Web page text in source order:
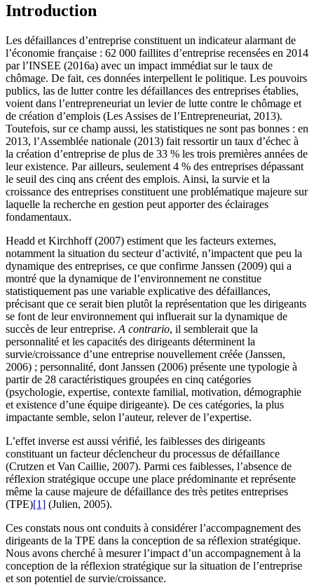
Introduction
Les défaillances d’entreprise constituent un indicateur alarmant de
l’économie française : 62 000 faillites d’entreprise recensées en 2014
par l’INSEE (2016a) avec un impact immédiat sur le taux de
chômage. De fait, ces données interpellent le politique. Les pouvoirs
publics, las de lutter contre les défaillances des entreprises établies,
voient dans l’entrepreneuriat un levier de lutte contre le chômage et
de création d’emplois (Les Assises de l’Entrepreneuriat, 2013).
Toutefois, sur ce champ aussi, les statistiques ne sont pas bonnes : en
2013, l’Assemblée nationale (2013) fait ressortir un taux d’échec à
la création d’entreprise de plus de 33 % les trois premières années de
leur existence. Par ailleurs, seulement 4 % des entreprises dépassant
le seuil des cinq ans créent des emplois. Ainsi, la survie et la
croissance des entreprises constituent une problématique majeure sur
laquelle la recherche en gestion peut apporter des éclairages
fondamentaux.
Headd et Kirchhoff (2007) estiment que les facteurs externes,
notamment la situation du secteur d’activité, n’impactent que peu la
dynamique des entreprises, ce que confirme Janssen (2009) qui a
montré que la dynamique de l’environnement ne constitue
statistiquement pas une variable explicative des défaillances,
précisant que ce serait bien plutôt la représentation que les dirigeants
se font de leur environnement qui influerait sur la dynamique de
succès de leur entreprise. A contrario, il semblerait que la
personnalité et les capacités des dirigeants déterminent la
survie/croissance d’une entreprise nouvellement créée (Janssen,
2006) ; personnalité, dont Janssen (2006) présente une typologie à
partir de 28 caractéristiques groupées en cinq catégories
(psychologie, expertise, contexte familial, motivation, démographie
et existence d’une équipe dirigeante). De ces catégories, la plus
impactante semble, selon l’auteur, relever de l’expertise.
L’effet inverse est aussi vérifié, les faiblesses des dirigeants
constituant un facteur déclencheur du processus de défaillance
(Crutzen et Van Caillie, 2007). Parmi ces faiblesses, l’absence de
réflexion stratégique occupe une place prédominante et représente
même la cause majeure de défaillance des très petites entreprises
(TPE)[1] (Julien, 2005).
Ces constats nous ont conduits à considérer l’accompagnement des
dirigeants de la TPE dans la conception de sa réflexion stratégique.
Nous avons cherché à mesurer l’impact d’un accompagnement à la
conception de la réflexion stratégique sur la situation de l’entreprise
et son potentiel de survie/croissance.